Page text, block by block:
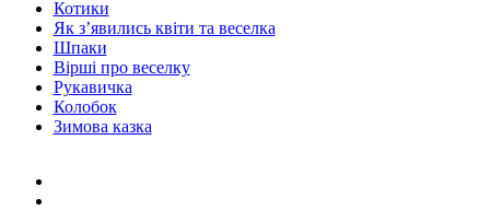
Котики
Як з’явились квіти та веселка
Шпаки
Вірші про веселку
Рукавичка
Колобок
Зимова казка